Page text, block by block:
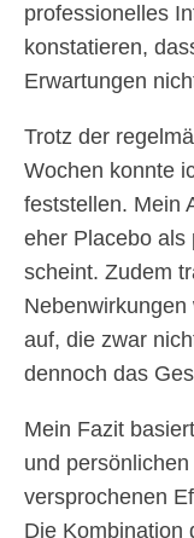
professionelles
konstatieren,
Erwartungen
Trotz der
Wochen konnte
feststellen. Mein
eher Placebo als
scheint. Zudem
auf, die zwar
dennoch das
Mein Fazit
und
versprochenen
Die Kombination